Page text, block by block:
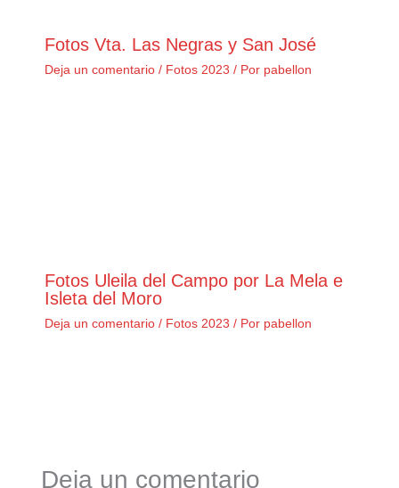
Fotos Vta. Las Negras y San José
Deja un comentario / Fotos 2023 / Por pabellon
Fotos Uleila del Campo por La Mela e
Isleta del Moro
Deja un comentario / Fotos 2023 / Por pabellon
Deja un comentario